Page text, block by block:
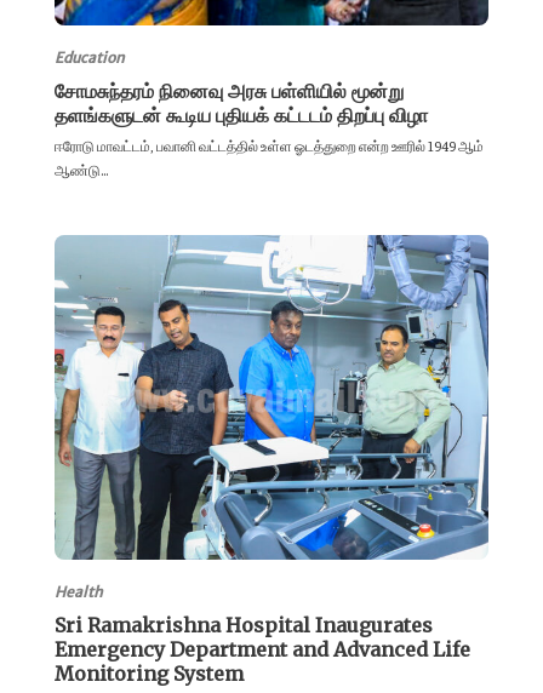
Education
சோமசுந்தரம் நினைவு அரசு பள்ளியில் மூன்று
தளங்களுடன் கூடிய புதியக் கட்டடம் திறப்பு விழா
ஈரோடு மாவட்டம், பவானி வட்டத்தில் உள்ள ஓடத்துறை என்ற ஊரில் 1949 ஆம்
ஆண்டு...
Health
Sri Ramakrishna Hospital Inaugurates
Emergency Department and Advanced Life
Monitoring System